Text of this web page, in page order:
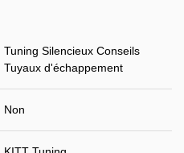
Tuning Silencieux Conseils
Tuyaux d'échappement
Non